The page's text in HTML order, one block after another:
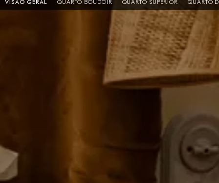
VISÃO GERAL QUARTO BOUDOIR QUARTO SUPERIOR QUARTO